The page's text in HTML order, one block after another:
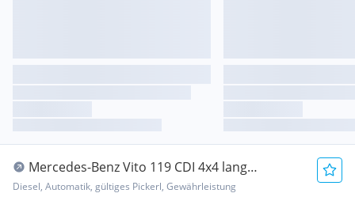
Mercedes-Benz Vito 119 CDI 4x4 lang
Automatik SELECT Transporter / Kastenwagen
Diesel, Automatik, gültiges Pickerl, Gewährleistung